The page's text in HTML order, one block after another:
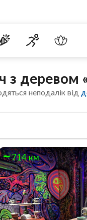
з деревом
неподалік від
714 км